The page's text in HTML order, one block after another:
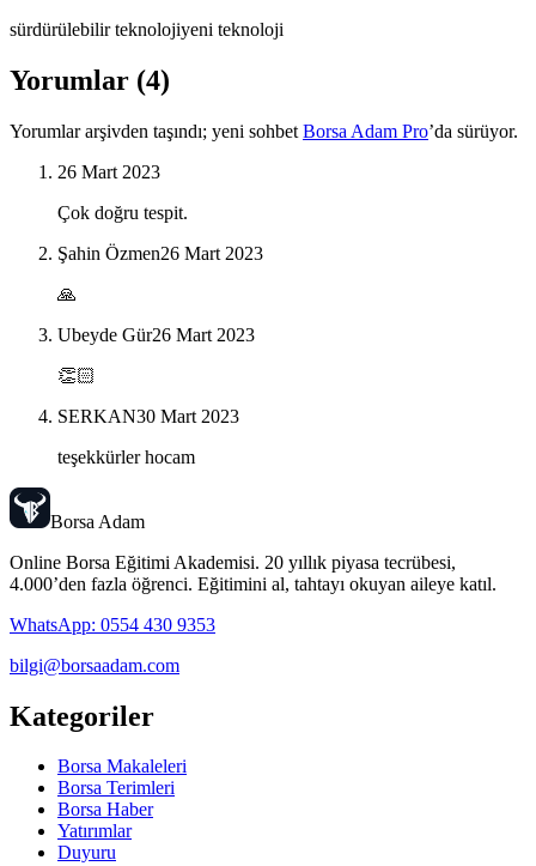
sürdürülebilir teknolojiyeni teknoloji
Yorumlar (4)
Yorumlar arşivden taşındı; yeni sohbet Borsa Adam Pro’da sürüyor.
26 Mart 2023
Çok doğru tespit.
Şahin Özmen26 Mart 2023
🙏
Ubeyde Gür26 Mart 2023
👏🏻
SERKAN30 Mart 2023
teşekkürler hocam
Borsa Adam
Online Borsa Eğitimi Akademisi. 20 yıllık piyasa tecrübesi,
4.000’den fazla öğrenci. Eğitimini al, tahtayı okuyan aileye katıl.
WhatsApp: 0554 430 9353
bilgi@borsaadam.com
Kategoriler
Borsa Makaleleri
Borsa Terimleri
Borsa Haber
Yatırımlar
Duyuru